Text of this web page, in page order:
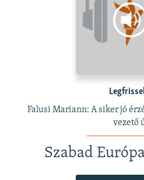
Falusi Mariann: A siker jó
vezető
Szabad